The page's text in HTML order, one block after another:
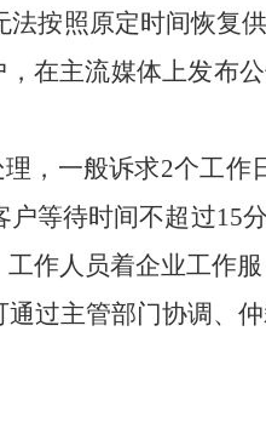
法按照原定时间恢复
，在主流媒体上发布
，一般诉求2个工作
户等待时间不超过15
作人员着企业工作服
过主管部门协调、